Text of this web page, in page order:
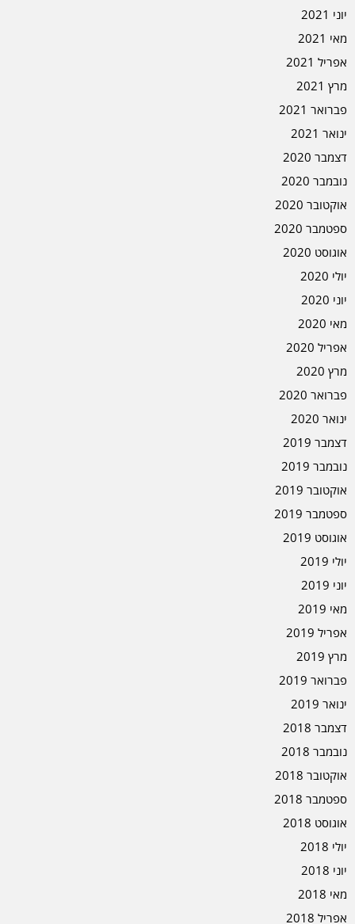
יוני 2021
מאי 2021
אפריל 2021
מרץ 2021
פברואר 2021
ינואר 2021
דצמבר 2020
נובמבר 2020
אוקטובר 2020
ספטמבר 2020
אוגוסט 2020
יולי 2020
יוני 2020
מאי 2020
אפריל 2020
מרץ 2020
פברואר 2020
ינואר 2020
דצמבר 2019
נובמבר 2019
אוקטובר 2019
ספטמבר 2019
אוגוסט 2019
יולי 2019
יוני 2019
מאי 2019
אפריל 2019
מרץ 2019
פברואר 2019
ינואר 2019
דצמבר 2018
נובמבר 2018
אוקטובר 2018
ספטמבר 2018
אוגוסט 2018
יולי 2018
יוני 2018
מאי 2018
אפריל 2018